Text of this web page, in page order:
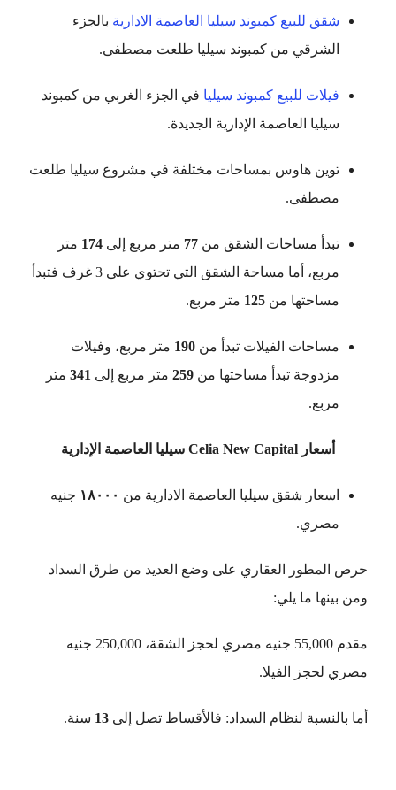
شقق للبيع كمبوند سيليا العاصمة الادارية بالجزء
الشرقي من كمبوند سيليا طلعت مصطفى.
فيلات للبيع كمبوند سيليا في الجزء الغربي من كمبوند
سيليا العاصمة الإدارية الجديدة.
توين هاوس بمساحات مختلفة في مشروع سيليا طلعت
مصطفى.
تبدأ مساحات الشقق من 77 متر مربع إلى
متر
مربع، أما مساحة الشقق التي تحتوي على 3 غرف فتبدأ
مساحتها من 125 متر مربع.
مساحات الفيلات تبدأ من 190 متر مربع، وفيلات
مزدوجة تبدأ مساحتها من
متر مربع إلى
متر
مربع.
أسعار Celia New Capital سيليا العاصمة الإدارية
اسعار شقق سيليا العاصمة الادارية من
جنيه
مصري.
حرص المطور العقاري على وضع العديد من طرق السداد
ومن بينها ما يلي:
مقدم 55,000 جنيه مصري لحجز الشقة، 250,000 جنيه
مصري لحجز الفيلا.
أما بالنسبة لنظام السداد: فالأقساط تصل إلى 13 سنة.